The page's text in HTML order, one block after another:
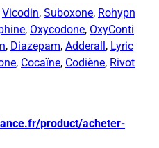
Vicodin, Suboxone, Rohypn
, Oxycodone, OxyConti
, Diazepam, Adderall , Lyric
, Cocaïne, Codiène, Rivot
product/acheter-